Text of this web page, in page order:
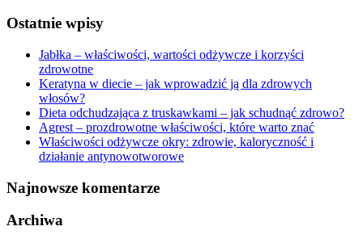
Ostatnie wpisy
Jabłka – właściwości, wartości odżywcze i korzyści
zdrowotne
Keratyna w diecie – jak wprowadzić ją dla zdrowych
włosów?
Dieta odchudzająca z truskawkami – jak schudnąć zdrowo?
Agrest – prozdrowotne właściwości, które warto znać
Właściwości odżywcze okry: zdrowie, kaloryczność i
działanie antynowotworowe
Najnowsze komentarze
Archiwa